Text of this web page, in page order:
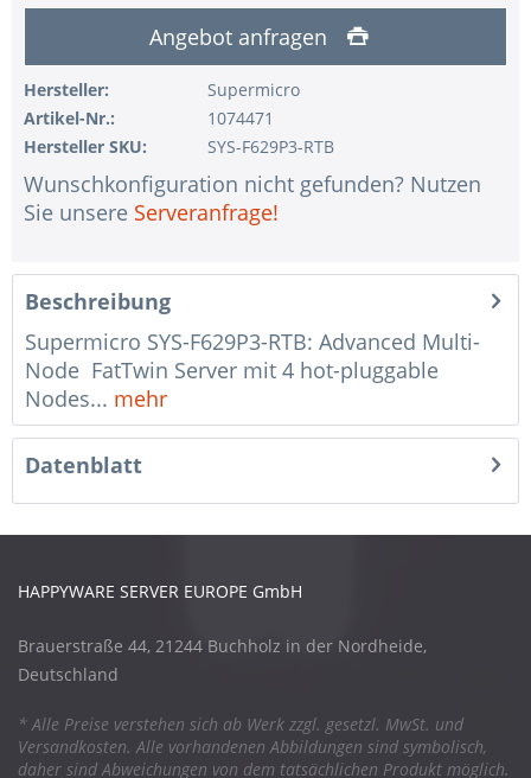
Angebot anfragen
Hersteller:
Supermicro
Artikel-Nr.:
1074471
Hersteller SKU:
SYS-F629P3-RTB
Wunschkonfiguration nicht gefunden? Nutzen
Sie unsere Serveranfrage!
Beschreibung
Supermicro SYS-F629P3-RTB: Advanced Multi-
Node FatTwin Server mit 4 hot-pluggable
Nodes... mehr
Datenblatt
HAPPYWARE SERVER EUROPE GmbH
Brauerstraße 44, 21244 Buchholz in der Nordheide,
Deutschland
* Alle Preise verstehen sich ab Werk zzgl. gesetzl. MwSt. und
Versandkosten. Alle vorhandenen Abbildungen sind symbolisch,
daher sind Abweichungen von dem tatsächlichen Produkt möglich.